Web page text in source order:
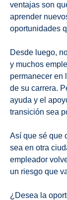
ventajas son
aprender
oportunidades
Desde luego,
y muchos
permanecer en
de su carrera.
ayuda y el
transición sea
Así que sé que
sea en otra
empleador
un riesgo que
¿Desea la